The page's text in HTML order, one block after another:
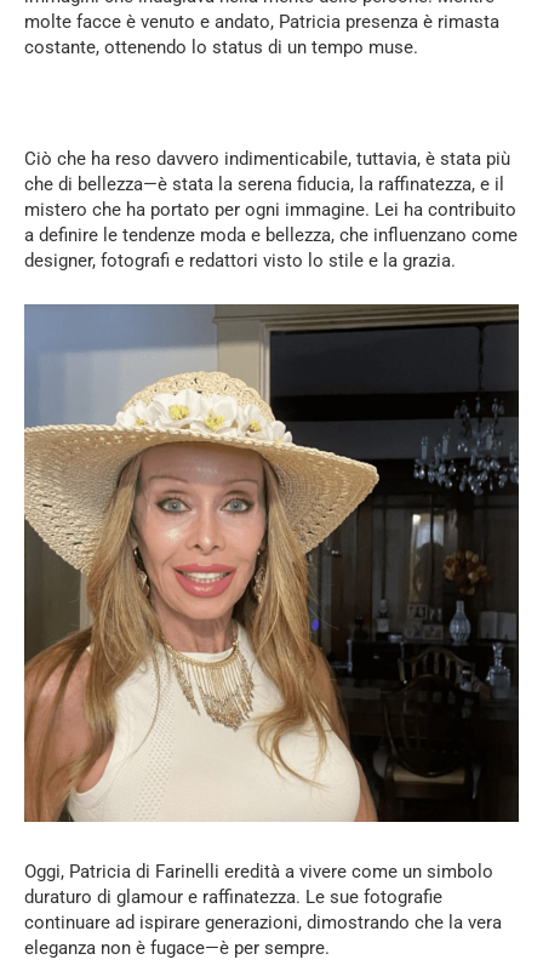
molte facce è venuto e andato, Patricia presenza è rimasta
costante, ottenendo lo status di un tempo muse.
Ciò che ha reso davvero indimenticabile, tuttavia, è stata più
che di bellezza—è stata la serena fiducia, la raffinatezza, e il
mistero che ha portato per ogni immagine. Lei ha contribuito
a definire le tendenze moda e bellezza, che influenzano come
designer, fotografi e redattori visto lo stile e la grazia.
Oggi, Patricia di Farinelli eredità a vivere come un simbolo
duraturo di glamour e raffinatezza. Le sue fotografie
continuare ad ispirare generazioni, dimostrando che la vera
eleganza non è fugace—è per sempre.